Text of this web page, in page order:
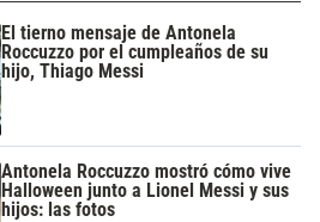
El tierno mensaje de Antonela
Roccuzzo por el cumpleaños de su
hijo, Thiago Messi
Antonela Roccuzzo mostró cómo vive
Halloween junto a Lionel Messi y sus
hijos: las fotos